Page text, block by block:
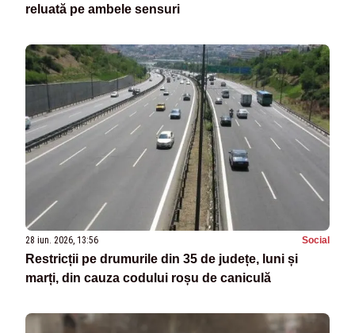
reluată pe ambele sensuri
28 iun. 2026, 13:56 Social
Restricții pe drumurile din 35 de județe, luni și
marți, din cauza codului roșu de caniculă